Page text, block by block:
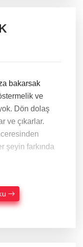
bakarsak
ve
Dön dolaş
ve çıkarlar.